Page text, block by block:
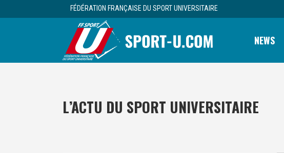
FÉDÉRATION FRANÇAISE DU SPORT UNIVERSITAIRE
NEWS
L’ACTU DU SPORT UNIVERSITAIRE